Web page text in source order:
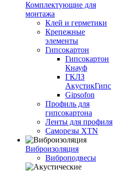
Комплектующие для
монтажа
Клей и герметики
Крепежные
элементы
Гипсокартон
Гипсокартон
Кнауф
ГКЛЗ
АкустикГипс
Gipsofon
Профиль для
гипсокартона
Ленты для профиля
Саморезы XTN
Виброизоляция
Виброподвесы